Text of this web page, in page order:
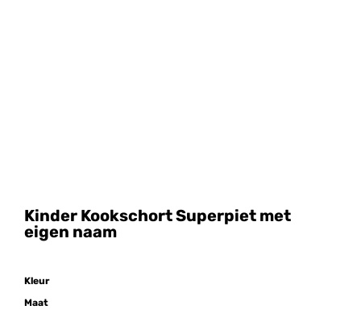
Kinder Kookschort Superpiet met
eigen naam
Kleur
Maat